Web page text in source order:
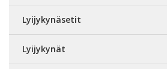
Lyijykynäsetit
Lyijykynät